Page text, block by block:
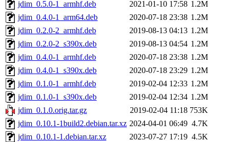
jdim_0.5.0-1_armhf.deb
2021-01-10 17:58 1.2M
jdim_0.4.0-1_arm64.deb
2020-07-18 23:38 1.2M
jdim_0.2.0-2_armhf.deb
2019-08-13 04:13 1.2M
jdim_0.2.0-2_s390x.deb
2019-08-13 04:54 1.2M
jdim_0.4.0-1_armhf.deb
2020-07-18 23:38 1.2M
jdim_0.4.0-1_s390x.deb
2020-07-18 23:29 1.2M
jdim_0.1.0-1_armhf.deb
2019-02-04 12:33 1.2M
jdim_0.1.0-1_s390x.deb
2019-02-04 12:34 1.2M
jdim_0.1.0.orig.tar.gz
2019-02-04 11:18 753K
jdim_0.10.1-1build2.debian.tar.xz 2024-04-01 06:49 4.7K
jdim_0.10.1-1.debian.tar.xz
2023-07-27 17:19 4.5K